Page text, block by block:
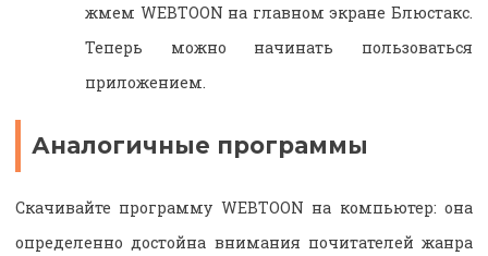
жмем WEBTOON на главном экране Блюстакс.
Теперь можно начинать пользоваться
приложением.
Аналогичные программы
Скачивайте программу WEBTOON на компьютер: она
определенно достойна внимания почитателей жанра